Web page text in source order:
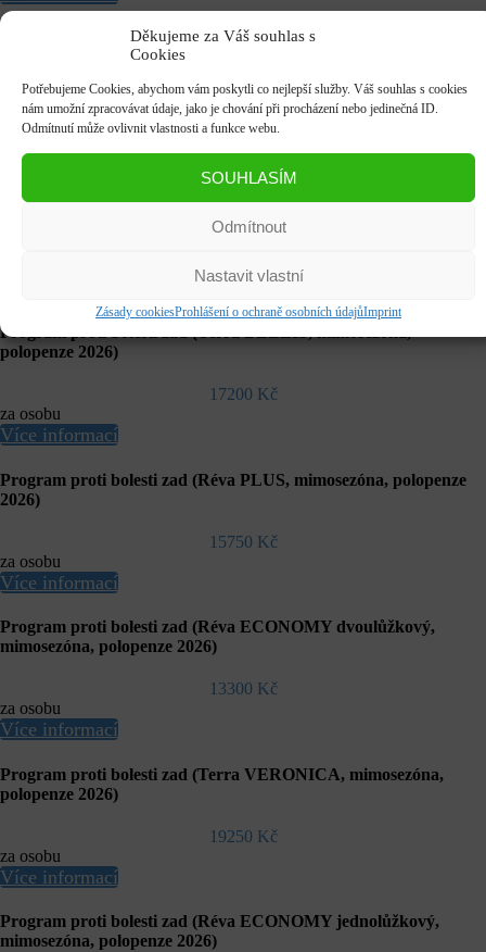
Děkujeme za Váš souhlas s
Cookies
Potřebujeme Cookies, abychom vám poskytli co nejlepší služby. Váš souhlas s cookies
nám umožní zpracovávat údaje, jako je chování při procházení nebo jedinečná ID.
Odmítnutí může ovlivnit vlastnosti a funkce webu.
SOUHLASÍM
Odmítnout
Nastavit vlastní
Zásady cookiesProhlášení o ochraně osobních údajůImprint
Program proti bolesti zad (Terra LOTUS, mimosezóna, polopenze
19750 Kč
za osobu
Program proti bolesti zad (Terra IRIS, mimosezóna, polopenze
2026)
Program proti bolesti zad (Terra BELLIS, mimosezóna,
polopenze 2026)
17200 Kč
za osobu
Více informací
Program proti bolesti zad (Réva PLUS, mimosezóna, polopenze
2026)
15750 Kč
za osobu
Více informací
Program proti bolesti zad (Réva ECONOMY dvoulůžkový,
mimosezóna, polopenze 2026)
13300 Kč
za osobu
Více informací
Program proti bolesti zad (Terra VERONICA, mimosezóna,
polopenze 2026)
19250 Kč
za osobu
Více informací
Program proti bolesti zad (Réva ECONOMY jednolůžkový,
mimosezóna, polopenze 2026)